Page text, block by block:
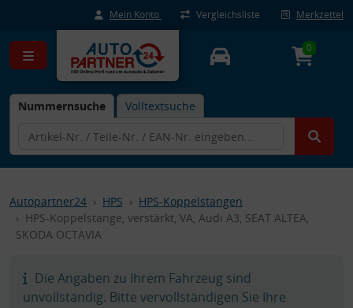
Mein Konto Vergleichsliste Merkzettel
Nummernsuche Volltextsuche
0
Autopartner24 HPS
HPS-Koppelstangen
HPS-Koppelstange, verstärkt, VA, Audi A3, SEAT ALTEA,
SKODA OCTAVIA
Die Angaben zu Ihrem Fahrzeug sind
unvollständig. Bitte vervollständigen Sie Ihre